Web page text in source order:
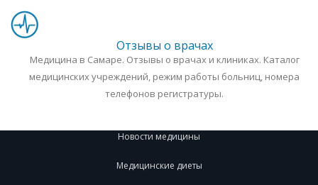
Отзывы о врачах
Медицина в Самаре. Отзывы о врачах и клиниках. Каталог
медицинских учреждений, режим работы больниц, номера
телефонов регистратуры.
Новости медицины
Медицинские диеты